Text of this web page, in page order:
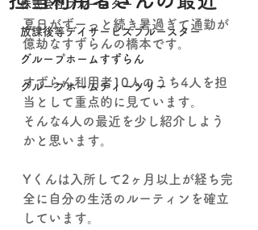
株式会社ブルースター
放課後等デイサービスブルースター
グループホームすずらん
グループホームティーツリー
夏日がずーっと続き暑過ぎて通勤が
億劫なすずらんの橋本です。
すずらん利用者10人のうち4人を担
当として重点的に見ています。
そんな4人の最近を少し紹介しよう
かと思います。
Yくんは入所して2ヶ月以上が経ち完
全に自分の生活のルーティンを確立
しています。